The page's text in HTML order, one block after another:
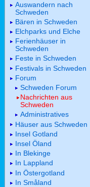
Auswandern nach
Schweden
Bären in Schweden
Elchparks und Elche
Ferienhäuser in
Schweden
Feste in Schweden
Festivals in Schweden
Forum
Schweden Forum
Nachrichten aus
Schweden
Administratives
Häuser aus Schweden
Insel Gotland
Insel Öland
In Blekinge
In Lappland
In Östergotland
In Småland